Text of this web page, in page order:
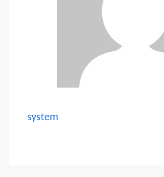
system